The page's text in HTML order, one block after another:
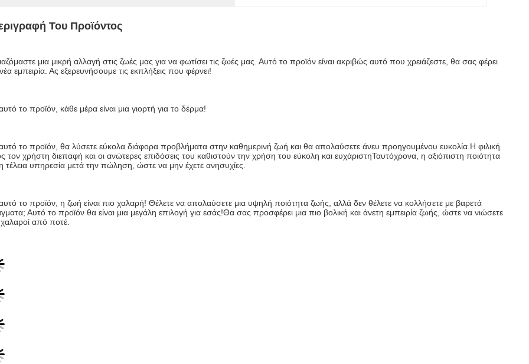
Του Προϊόντος
μια μικρή αλλαγή στις ζωές μας για να φωτίσει τις ζωές μας. Αυτό το προϊόν είναι ακριβώς αυτό που χρειάζεστε, θα σας φέρει
εμπειρία. Ας εξερευνήσουμε τις εκπλήξεις που φέρνει!
το προϊόν, κάθε μέρα είναι μια γιορτή για το δέρμα!
το προϊόν, θα λύσετε εύκολα διάφορα προβλήματα στην καθημερινή ζωή και θα απολαύσετε άνευ προηγουμένου ευκολία.Η φιλική
τον χρήστη διεπαφή και οι ανώτερες επιδόσεις του καθιστούν την χρήση του εύκολη και ευχάριστηΤαυτόχρονα, η αξιόπιστη ποιότητα
τέλεια υπηρεσία μετά την πώληση, ώστε να μην έχετε ανησυχίες.
το προϊόν, η ζωή είναι πιο χαλαρή! Θέλετε να απολαύσετε μια υψηλή ποιότητα ζωής, αλλά δεν θέλετε να κολλήσετε με βαρετά
Αυτό το προϊόν θα είναι μια μεγάλη επιλογή για εσάς!Θα σας προσφέρει μια πιο βολική και άνετη εμπειρία ζωής, ώστε να νιώσετε
από ποτέ.